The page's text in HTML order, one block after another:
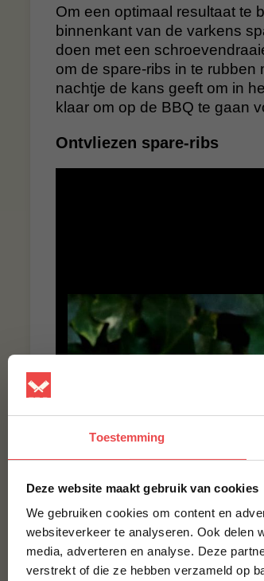
Toestemming
Deze website maakt gebruik van cookies
We gebruiken cookies om content en
websiteverkeer te analyseren. Ook delen
media, adverteren en analyse. Deze
verstrekt of die ze hebben verzameld op
Om een optimaal resultaat te
binnenkant van de varkens
doen met een
om de spare-ribs in te rubben
nachtje de kans geeft om in
klaar om op de BBQ te gaan
Ontvliezen spare-ribs
BBQuality